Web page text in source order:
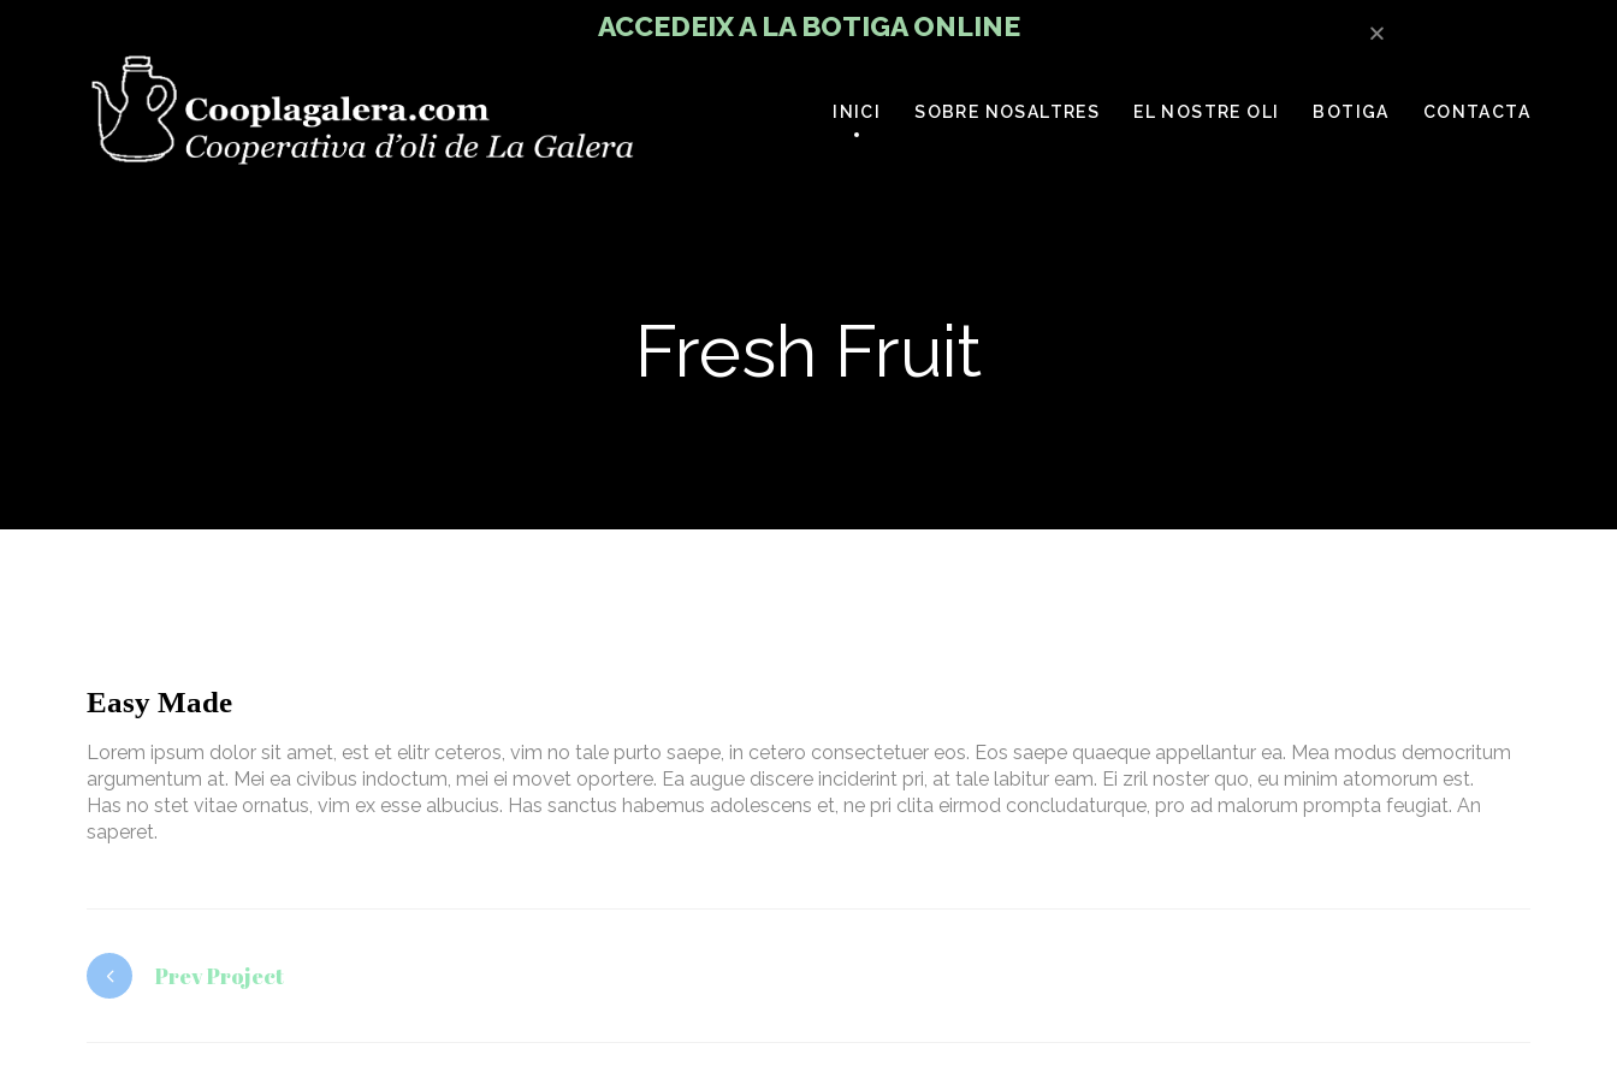
INICI SOBRE NOSALTRES EL NOSTRE OLI BOTIGA CONTACTA
Fresh Fruit
Easy Made
Lorem ipsum dolor sit amet, est et elitr ceteros, vim no tale purto saepe, in cetero consectetuer eos. Eos saepe quaeque appellantur ea. Mea modus democritum
argumentum at. Mei ea civibus indoctum, mei ei movet oportere. Ea augue discere inciderint pri, at tale labitur eam. Ei zril noster quo, eu minim atomorum est.
Has no stet vitae ornatus, vim ex esse albucius. Has sanctus habemus adolescens et, ne pri clita eirmod concludaturque, pro ad malorum prompta feugiat. An
saperet.
Prev Project
ACCEDEIX A LA BOTIGA ONLINE